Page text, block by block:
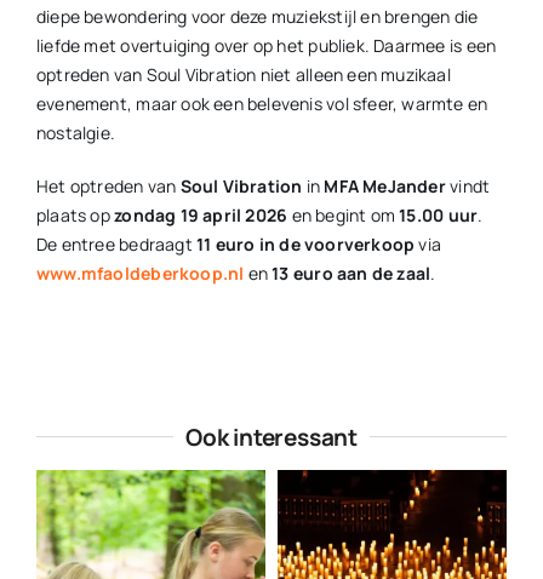
diepe bewondering voor deze muziekstijl en brengen die
liefde met overtuiging over op het publiek. Daarmee is een
optreden van Soul Vibration niet alleen een muzikaal
evenement, maar ook een belevenis vol sfeer, warmte en
nostalgie.
Het optreden van Soul Vibration in MFA MeJandervindt
plaats opzondag 19 april 2026 en begint om15.00 uur.
De entree bedraagt 11 euro in de voorverkoop via
www.mfaoldeberkoop.nl en13 euro aan de zaal.
Ook interessant